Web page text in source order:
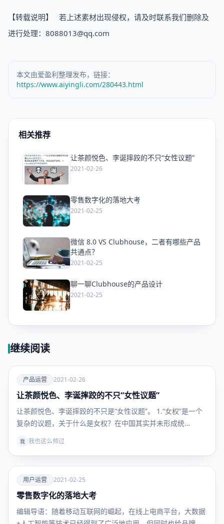
【转载说明】 若上述素材出现侵权，请及时联系我们删除及
进行处理：8088013@qq.com
本文由爱盈利整理发布，链接：
https://www.aiyingli.com/280443.html
相关推荐
爱 让茶颜悦色、李诞摔跤的不只“女性议题”
2021-02-26
爱 零售数字化的落地大考
2021-02-25
爱
微信 8.0 VS Clubhouse，二者有哪些产品
共通点？
2021-02-25
爱 聊一聊Clubhouse的产品设计
2021-02-25
继续阅读
爱
产品运
营
产品运营 2021-02-26
让茶颜悦色、李诞摔跤的不只“女性议题”
让茶颜悦色、李诞摔跤的不只是“女性议题”。 1.“女权”是一个
复杂的议题，关于什么是女权？在中国其实并未形成统…
我 我也这么帅过
爱
用户运
营
用户运营 2021-02-25
零售数字化的落地大考
编辑导语：随着移动互联网的崛起，在线上电商平台，大数据